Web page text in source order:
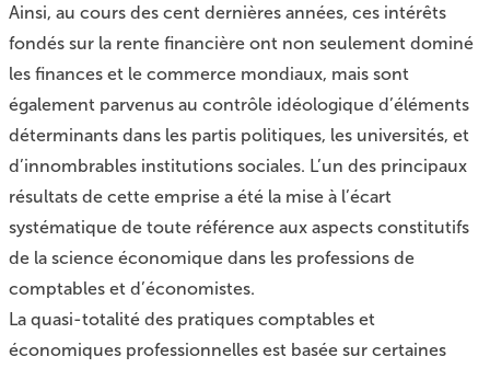
Ainsi, au cours des cent dernières années, ces intérêts
fondés sur la rente financière ont non seulement dominé
les finances et le commerce mondiaux, mais sont
également parvenus au contrôle idéologique d’éléments
déterminants dans les partis politiques, les universités, et
d’innombrables institutions sociales. L’un des principaux
résultats de cette emprise a été la mise à l’écart
systématique de toute référence aux aspects constitutifs
de la science économique dans les professions de
comptables et d’économistes.
La quasi-totalité des pratiques comptables et
économiques professionnelles est basée sur certaines